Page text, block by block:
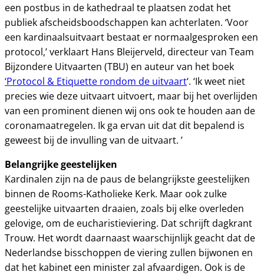
een postbus in de kathedraal te plaatsen zodat het
publiek afscheidsboodschappen kan achterlaten. ‘Voor
een kardinaalsuitvaart bestaat er normaalgesproken een
protocol,’ verklaart Hans Bleijerveld, directeur van Team
Bijzondere Uitvaarten (TBU) en auteur van het boek
‘Protocol & Etiquette rondom de uitvaart‘. ‘Ik weet niet
precies wie deze uitvaart uitvoert, maar bij het overlijden
van een prominent dienen wij ons ook te houden aan de
coronamaatregelen. Ik ga ervan uit dat dit bepalend is
geweest bij de invulling van de uitvaart. ’
Belangrijke geestelijken
Kardinalen zijn na de paus de belangrijkste geestelijken
binnen de Rooms-Katholieke Kerk. Maar ook zulke
geestelijke uitvaarten draaien, zoals bij elke overleden
gelovige, om de eucharistieviering. Dat schrijft dagkrant
Trouw. Het wordt daarnaast waarschijnlijk geacht dat de
Nederlandse bisschoppen de viering zullen bijwonen en
dat het kabinet een minister zal afvaardigen. Ook is de